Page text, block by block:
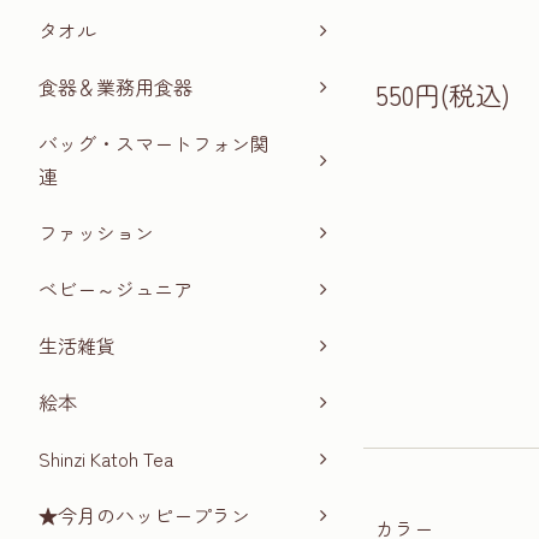
タオル
食器＆業務用食器
バッグ・スマートフォン関
連
ファッション
ベビー～ジュニア
生活雑貨
絵本
Shinzi Katoh Tea
★今月のハッピープラン
550円(税込)
カラー